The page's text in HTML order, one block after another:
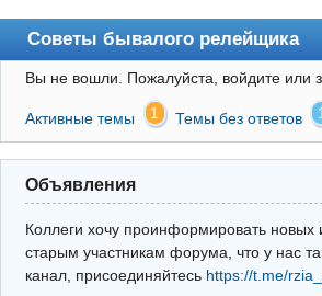
Советы бывалого релейщика
Форум
Правила
Поиск
Регистрация
Архив
Вы не вошли. Пожалуйста, войдите или
Активные темы 1 Темы без ответов
Объявления
Коллеги хочу проинформировать новых
старым участникам форума, что у нас
канал, присоединяйтесь https://t.me/